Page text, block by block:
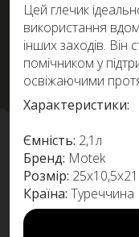
Цей глечик
використання
інших заходів.
помічником у
освіжаючими
Характеристики:
Ємність: 2,1л
Бренд: Motek
Розмір:
Країна: Туреччина